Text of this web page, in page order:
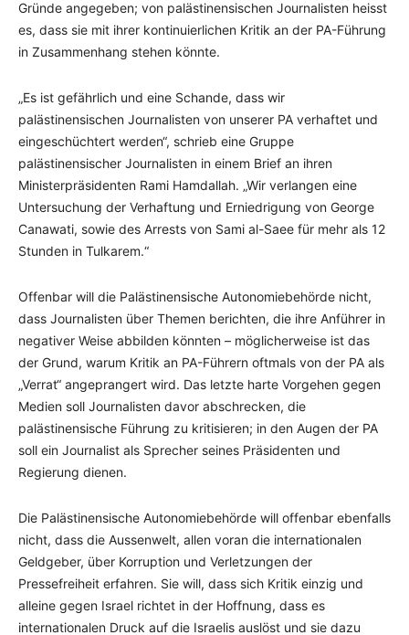
Gründe angegeben; von palästinensischen Journalisten heisst
es, dass sie mit ihrer kontinuierlichen Kritik an der PA-Führung
in Zusammenhang stehen könnte.
„Es ist gefährlich und eine Schande, dass wir
palästinensischen Journalisten von unserer PA verhaftet und
eingeschüchtert werden“, schrieb eine Gruppe
palästinensischer Journalisten in einem Brief an ihren
Ministerpräsidenten Rami Hamdallah. „Wir verlangen eine
Untersuchung der Verhaftung und Erniedrigung von George
Canawati, sowie des Arrests von Sami al-Saee für mehr als 12
Stunden in Tulkarem.“
Offenbar will die Palästinensische Autonomiebehörde nicht,
dass Journalisten über Themen berichten, die ihre Anführer in
negativer Weise abbilden könnten – möglicherweise ist das
der Grund, warum Kritik an PA-Führern oftmals von der PA als
„Verrat“ angeprangert wird. Das letzte harte Vorgehen gegen
Medien soll Journalisten davor abschrecken, die
palästinensische Führung zu kritisieren; in den Augen der PA
soll ein Journalist als Sprecher seines Präsidenten und
Regierung dienen.
Die Palästinensische Autonomiebehörde will offenbar ebenfalls
nicht, dass die Aussenwelt, allen voran die internationalen
Geldgeber, über Korruption und Verletzungen der
Pressefreiheit erfahren. Sie will, dass sich Kritik einzig und
alleine gegen Israel richtet in der Hoffnung, dass es
internationalen Druck auf die Israelis auslöst und sie dazu